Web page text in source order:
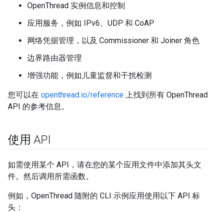
OpenThread 实例信息和控制
应用服务，例如 IPv6、UDP 和 CoAP
网络凭据管理，以及 Commissioner 和 Joiner 角色
边界路由器管理
增强功能，例如儿童监督和干扰检测
您可以在 openthread.io/reference 上找到所有 OpenThread
API 的参考信息。
使用 API
如需使用某个 API，请在您的某个应用文件中添加其头文
件。然后调用所需函数。
例如，OpenThread 随附的 CLI 示例应用使用以下 API 标
头：